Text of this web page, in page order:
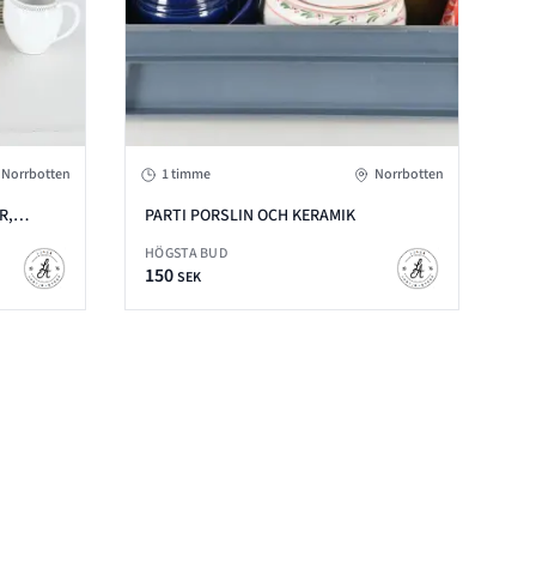
Norrbotten 1 timme Norrbotten
PARTI PORSLIN OCH KERAMIK
HÖGSTA BUD
150SEK